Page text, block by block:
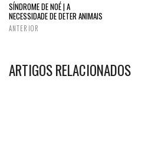
SÍNDROME DE NOÉ | A
NECESSIDADE DE DETER ANIMAIS
ANTERIOR
ARTIGOS RELACIONADOS